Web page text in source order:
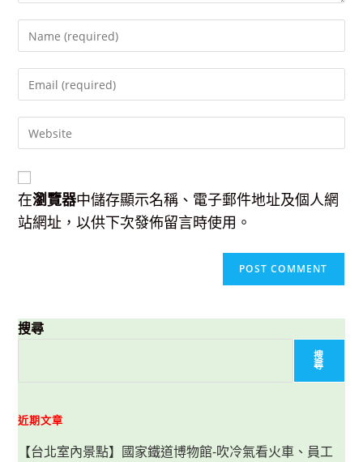
your
username
to
comment
your
address
toyour
(optional)
在瀏覽器中儲存顯示名稱、電子郵件地址及個人網
站網址，以供下次發佈留言時使用。
搜尋
搜
尋
近期文章
【台北室內景點】國家鐵道博物館-吹冷氣看火車、員工